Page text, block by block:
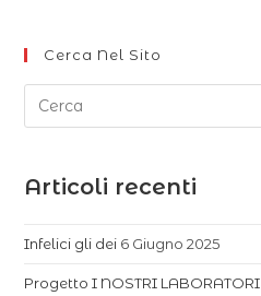
Cerca Nel Sito
Articoli recenti
Infelici gli dei 6 Giugno 2025
Progetto I NOSTRI LABORATORI